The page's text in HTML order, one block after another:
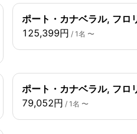
ポート・カナベラル, フロ
125,399円 / 1名 〜
ポート・カナベラル, フロ
79,052円 / 1名 〜